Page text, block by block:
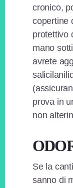
cronico,
copertine
protettivo
mano
avrete
prova in
non
Se la
sanno di